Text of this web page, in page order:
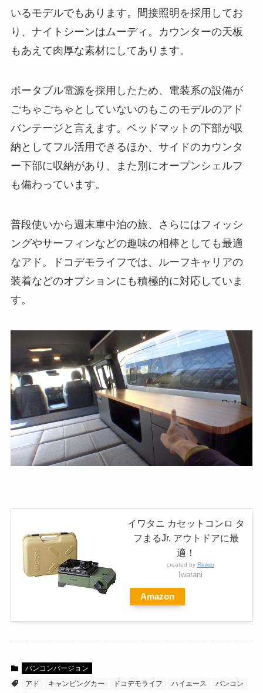
いるモデルでもあります。間接照明を採用してお
り、ナイトシーンはムーディ。カウンターの天板
もあえて肉厚な素材にしてあります。
ポータブル電源を採用したため、電装系の設備が
ごちゃごちゃとしていないのもこのモデルのアド
バンテージと言えます。ベッドマットの下部が収
納としてフル活用できるほか、サイドのカウンタ
ー下部に収納があり、また別にオープンシェルフ
も備わっています。
普段使いから週末車中泊の旅、さらにはフィッシ
ングやサーフィンなどの趣味の相棒としても最適
なアド。ドコデモライフでは、ルーフキャリアの
装着などのオプションにも積極的に対応していま
す。
イワタニ カセットコンロ タ
フまるJr. アウトドアに最
適！
created by Rinker
Iwatani
Amazon
バンコンバージョン
アド
キャンピングカー ドコデモライフ ハイエース
バンコン